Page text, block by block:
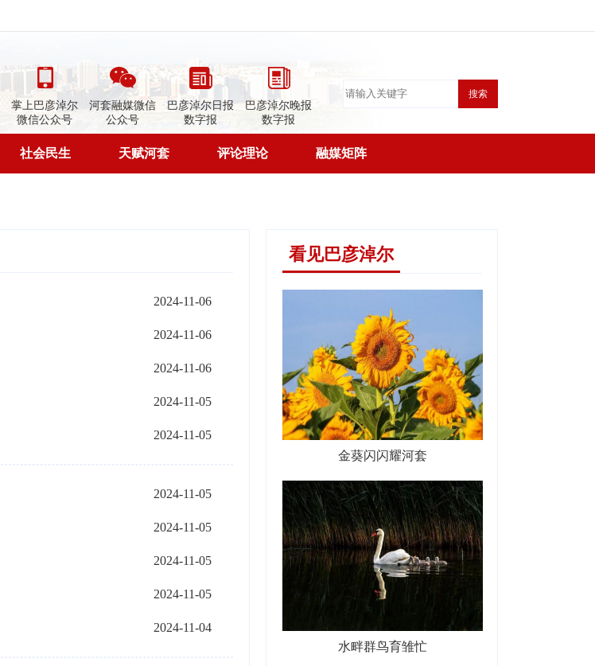
掌上巴彦淖尔
微信公众号
河套融媒微信
公众号
巴彦淖尔日报
数字报
巴彦淖尔晚报
数字报
搜索
社会民生 天赋河套 评论理论 融媒矩阵
2024-11-06
2024-11-06
2024-11-06
2024-11-05
2024-11-05
2024-11-05
2024-11-05
2024-11-05
2024-11-05
2024-11-04
看见巴彦淖尔
金葵闪闪耀河套
水畔群鸟育雏忙